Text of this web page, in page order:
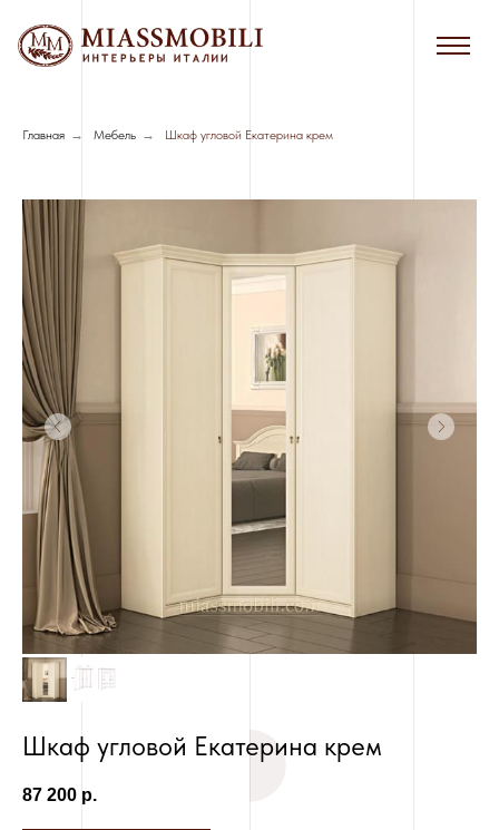
Главная → Мебель → Шкаф угловой Екатерина крем
Шкаф угловой Екатерина крем
87 200 р.
Сборка в черте г. Новосибирска - 7%
от стоимости мебели
Сборка за пределами г. Новосибирска